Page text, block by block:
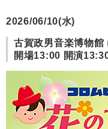
オーディション
直営ショップ
会社情報
サイトマップ
2026/06/10(水)
古賀政男音楽博物館
開場13:00 開演